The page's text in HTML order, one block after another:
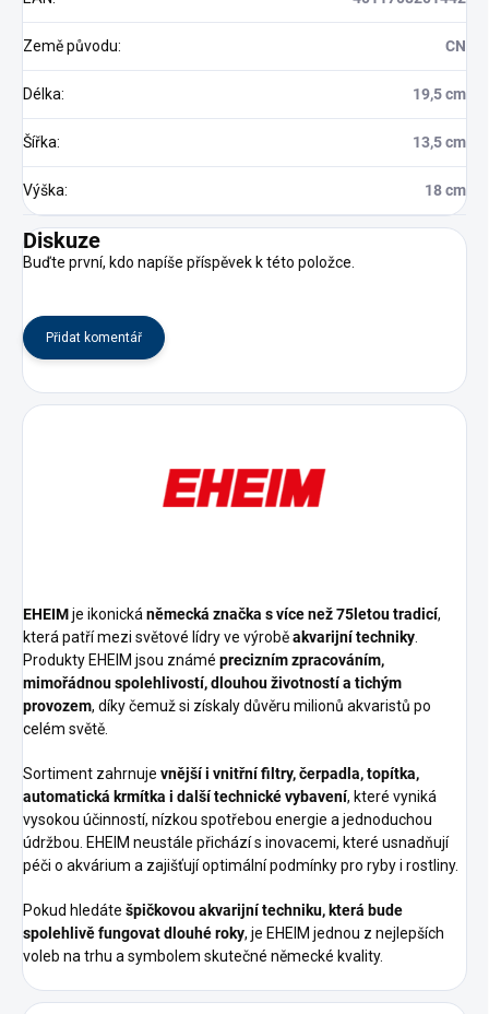
Země původu: CN
Délka: 19,5 cm
Šířka: 13,5 cm
Výška: 18 cm
Diskuze
Buďte první, kdo napíše příspěvek k této položce.
Přidat komentář
EHEIMje ikonická německá značka s více než 75letou tradicí,
která patří mezi světové lídry ve výroběakvarijní techniky
Produkty EHEIM jsou známé precizním zpracováním,
mimořádnou spolehlivostí, dlouhou životností a tichým
provozem, díky čemuž si získaly důvěru milionů akvaristů po
celém světě.
Sortiment zahrnuje vnější i vnitřní filtry, čerpadla, topítka,
automatická krmítka i další technické vybavení, které vyniká
vysokou účinností, nízkou spotřebou energie a jednoduchou
údržbou. EHEIM neustále přichází s inovacemi, které usnadňují
péči o akvárium a zajišťují optimální podmínky pro ryby i rostliny.
Pokud hledáte špičkovou akvarijní techniku, která bude
spolehlivě fungovat dlouhé roky, je EHEIM jednou z nejlepších
voleb na trhu a symbolem skutečné německé kvality.